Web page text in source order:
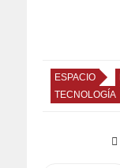
ESPACIO
TECNOLOGÍA